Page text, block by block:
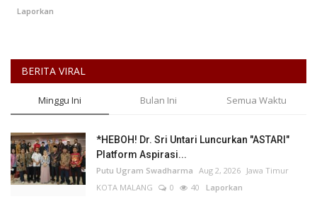
Laporkan
BERITA VIRAL
Minggu Ini Bulan Ini Semua Waktu
*HEBOH! Dr. Sri Untari Luncurkan "ASTARI"
Platform Aspirasi...
Putu Ugram Swadharma Aug 2, 2026 Jawa Timur
KOTA MALANG
0 40 Laporkan